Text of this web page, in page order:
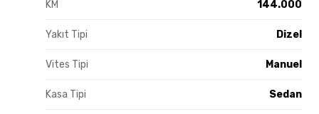
KM 144.000
Yakıt Tipi Dizel
Vites Tipi Manuel
Kasa Tipi Sedan